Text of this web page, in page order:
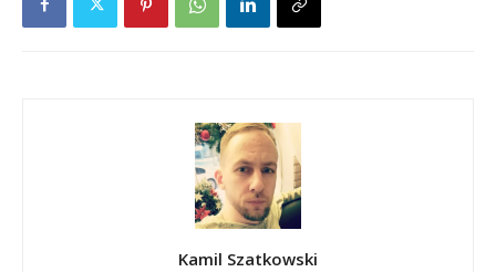
Kamil Szatkowski